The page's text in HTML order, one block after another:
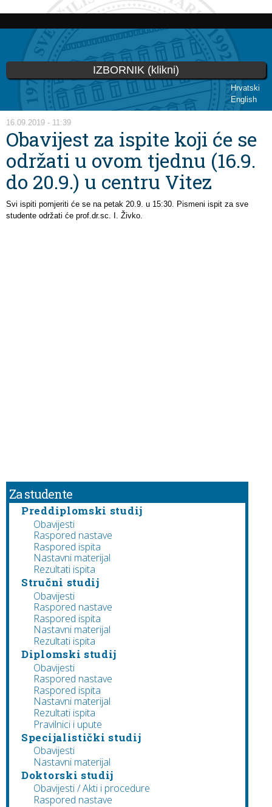
Skip to
content
Hrvatski
English
IZBORNIK (klikni)
You are here
16.09.2019 - 11:39
Obavijest za ispite koji će se
održati u ovom tjednu (16.9.
do 20.9.) u centru Vitez
Svi ispiti pomjeriti će se na petak 20.9. u 15:30. Pismeni ispit za sve
studente održati će prof.dr.sc. I. Živko.
Za studente
Preddiplomski studij
Obavijesti
Raspored nastave
Raspored ispita
Nastavni materijal
Rezultati ispita
Stručni studij
Obavijesti
Raspored nastave
Raspored ispita
Nastavni materijal
Rezultati ispita
Diplomski studij
Obavijesti
Raspored nastave
Raspored ispita
Nastavni materijal
Rezultati ispita
Pravilnici i upute
Specijalistički studij
Obavijesti
Nastavni materijal
Doktorski studij
Obavijesti / Akti i procedure
Raspored nastave